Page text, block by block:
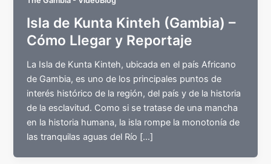
Isla de Kunta Kinteh (Gambia) –
Cómo Llegar y Reportaje
La Isla de Kunta Kinteh, ubicada en el país Africano
de Gambia, es uno de los principales puntos de
interés histórico de la región, del país y de la historia
de la esclavitud. Como si se tratase de una mancha
en la historia humana, la isla rompe la monotonía de
las tranquilas aguas del Río […]